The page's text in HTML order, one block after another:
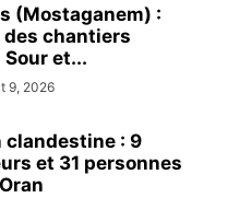
(Mostaganem) :
chantiers
et...
9, 2026
clandestine : 9
et 31 personnes